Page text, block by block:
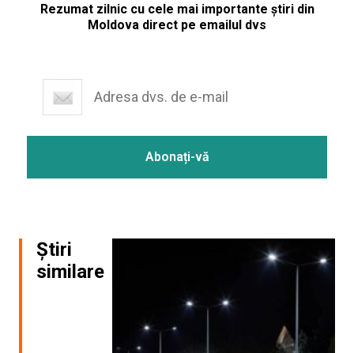
Rezumat zilnic cu cele mai importante știri din
Moldova direct pe emailul dvs
Știri
similare